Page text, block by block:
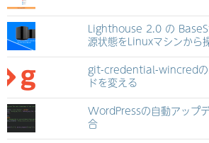
Lighthouse 2.0 の
源状態をLinuxマシンから
git-credential-wincredの
ドを変える
WordPressの自動アップ
合